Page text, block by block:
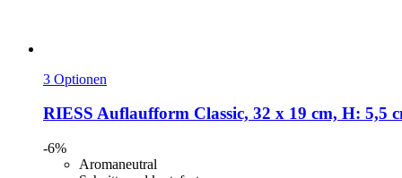
3 Optionen
RIESS Auflaufform Classic, 32 x 19 cm, H: 5,5
-6%
Aromaneutral